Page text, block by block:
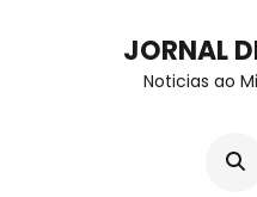
JORNAL
Noticias ao